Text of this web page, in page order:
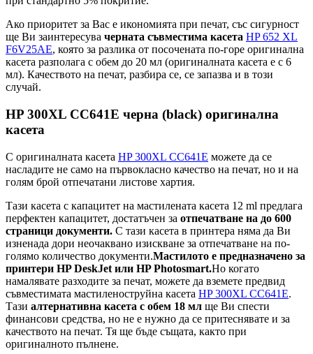
Ако приоритет за Вас е икономията при печат, със сигурност
ще Ви заинтересува черната съвместима касета HP 652 XL
F6V25AE, която за разлика от посочената по-горе оригинална
касета разполага с обем до 20 мл (оригиналната касета е с 6
мл). Качеството на печат, разбира се, се запазва и в този
случай.
HP 300XL CC641E черна (black) оригинална
касета
С оригиналната касета HP 300XL CC641E можете да се
насладите не само на първокласно качество на печат, но и на
голям брой отпечатани листове хартия.
Тази касета с капацитет на мастилената касета 12 ml предлага
перфектен капацитет, достатъчен за отпечатване на до 600
страници документи. С тази касета в принтера няма да Ви
изненада дори неочаквано изискване за отпечатване на по-
голямо количество документи.Мастилото е предназначено за
принтери HP DeskJet или HP Photosmart.Но когато
намалявате разходите за печат, можете да вземете предвид
съвместимата мастиленоструйна касета HP 300XL CC641E.
Тази алтернативна касета с обем 18 мл ще Ви спести
финансови средства, но не е нужно да се притеснявате и за
качеството на печат. Тя ще бъде същата, както при
оригиналното пълнене.